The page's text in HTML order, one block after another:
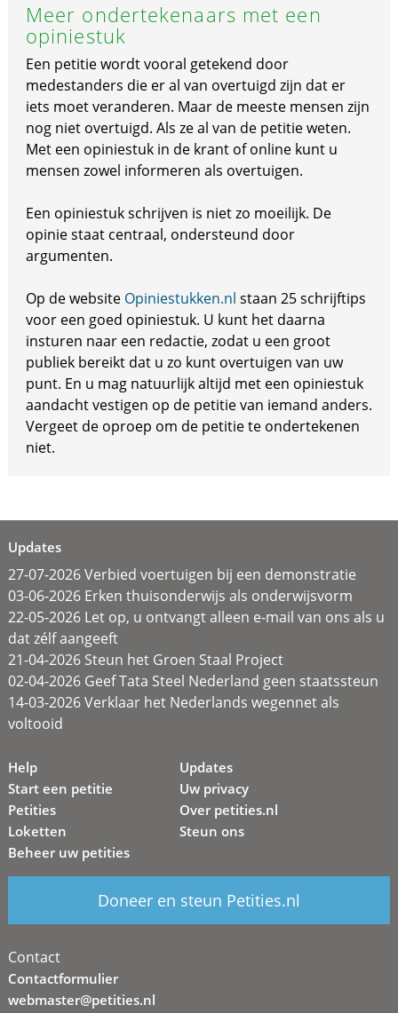
Meer ondertekenaars met een
opiniestuk
Een petitie wordt vooral getekend door
medestanders die er al van overtuigd zijn dat er
iets moet veranderen. Maar de meeste mensen zijn
nog niet overtuigd. Als ze al van de petitie weten.
Met een opiniestuk in de krant of online kunt u
mensen zowel informeren als overtuigen.
Een opiniestuk schrijven is niet zo moeilijk. De
opinie staat centraal, ondersteund door
argumenten.
Op de website Opiniestukken.nl staan 25 schrijftips
voor een goed opiniestuk. U kunt het daarna
insturen naar een redactie, zodat u een groot
publiek bereikt dat u zo kunt overtuigen van uw
punt. En u mag natuurlijk altijd met een opiniestuk
aandacht vestigen op de petitie van iemand anders.
Vergeet de oproep om de petitie te ondertekenen
niet.
Updates
27-07-2026 Verbied voertuigen bij een demonstratie
03-06-2026 Erken thuisonderwijs als onderwijsvorm
22-05-2026 Let op, u ontvangt alleen e-mail van ons als u
dat zélf aangeeft
21-04-2026 Steun het Groen Staal Project
02-04-2026 Geef Tata Steel Nederland geen staatssteun
14-03-2026 Verklaar het Nederlands wegennet als
voltooid
Help
Start een petitie
Petities
Loketten
Beheer uw petities
Updates
Uw privacy
Over petities.nl
Steun ons
Doneer en steun Petities.nl
Contact
Contactformulier
webmaster@petities.nl